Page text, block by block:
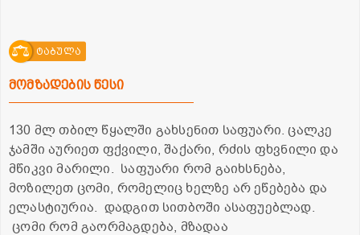
ტაბულა
მომზადების წესი
130 მლ თბილ წყალში გახსენით საფუარი. ცალკე
ჯამში აურიეთ ფქვილი, შაქარი, რძის ფხვნილი და
მწიკვი მარილი. საფუარი რომ გაიხსნება,
მოზილეთ ცომი, რომელიც ხელზე არ ეწებება და
ელასტიურია. დადგით სითბოში ასაფუებლად.
ცომი რომ გაორმაგდება, მზადაა